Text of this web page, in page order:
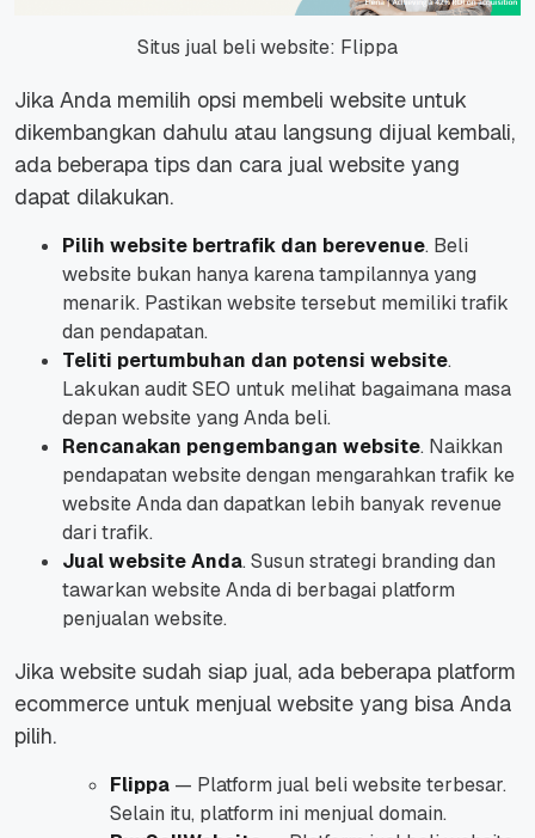
Situs jual beli website: Flippa
Jika Anda memilih opsi membeli website untuk
dikembangkan dahulu atau langsung dijual kembali,
ada beberapa tips dan cara jual website yang
dapat dilakukan.
Pilih website bertrafik dan berevenue. Beli
website bukan hanya karena tampilannya yang
menarik. Pastikan website tersebut memiliki trafik
dan pendapatan.
Teliti pertumbuhan dan potensi website.
Lakukan audit SEO untuk melihat bagaimana masa
depan website yang Anda beli.
Rencanakan pengembangan website. Naikkan
pendapatan website dengan mengarahkan trafik ke
website Anda dan dapatkan lebih banyak revenue
dari trafik.
Jual website Anda. Susun strategi branding dan
tawarkan website Anda di berbagai platform
penjualan website.
Jika website sudah siap jual, ada beberapa platform
ecommerce untuk menjual website yang bisa Anda
pilih.
Flippa — Platform jual beli website terbesar.
Selain itu, platform ini menjual domain.